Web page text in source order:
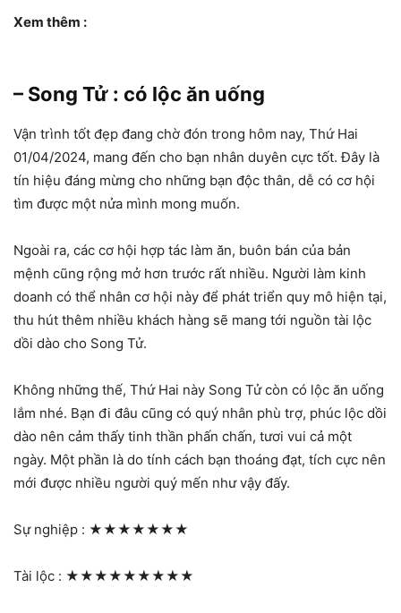
Xem thêm :
– Song Tử : có lộc ăn uống
Vận trình tốt đẹp đang chờ đón trong hôm nay, Thứ Hai
01/04/2024, mang đến cho bạn nhân duyên cực tốt. Đây là
tín hiệu đáng mừng cho những bạn độc thân, dễ có cơ hội
tìm được một nửa mình mong muốn.
Ngoài ra, các cơ hội hợp tác làm ăn, buôn bán của bản
mệnh cũng rộng mở hơn trước rất nhiều. Người làm kinh
doanh có thể nhân cơ hội này để phát triển quy mô hiện tại,
thu hút thêm nhiều khách hàng sẽ mang tới nguồn tài lộc
dồi dào cho Song Tử.
Không những thế, Thứ Hai này Song Tử còn có lộc ăn uống
lắm nhé. Bạn đi đâu cũng có quý nhân phù trợ, phúc lộc dồi
dào nên cảm thấy tinh thần phấn chấn, tươi vui cả một
ngày. Một phần là do tính cách bạn thoáng đạt, tích cực nên
mới được nhiều người quý mến như vậy đấy.
Sự nghiệp : ★★★★★★★
Tài lộc : ★★★★★★★★★